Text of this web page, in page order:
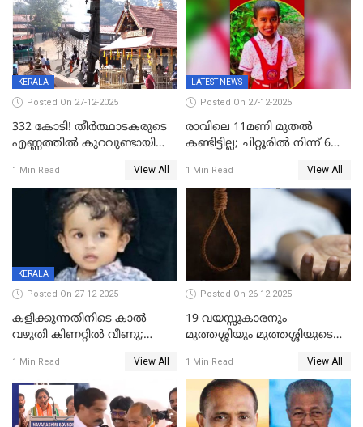
ആവശ്യപ്പെട്ടതിനെച്ചൊല്ലി
KERALA
Posted On 27-12-2025
332 കോടി! തീർത്ഥാടകരുടെ
എണ്ണത്തിൽ കുറവുണ്ടായിട്ടും
കുതിച്ചുയരുന്നു
1 Min Read View All
LATEST NEWS
Posted On 27-12-2025
രാവിലെ 11മണി മുതൽ
കണ്ടിട്ടില്ല; ചിറ്റൂരിൽ നിന്ന് 6
1 Min Read View All
KERALA
Posted On 27-12-2025
കളിക്കുന്നതിനിടെ കാൽ
വഴുതി കിണറ്റിൽ വീണു;
ദാരുണാന്ത്യം
1 Min Read View All
Posted On 26-12-2025
19 വയസ്സുകാരനും
മുത്തശ്ശിയും മുത്തശ്ശിയുടെ
മരിച്ചനിലയിൽ
1 Min Read View All